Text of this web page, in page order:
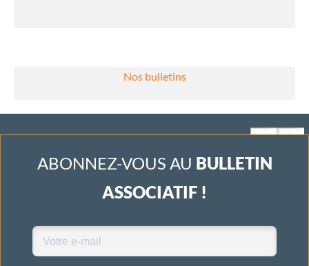
Nos bulletins
ABONNEZ-VOUS AU BULLETIN
ASSOCIATIF !